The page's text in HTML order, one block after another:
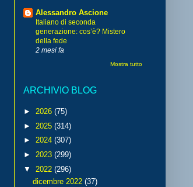
Alessandro Ascione
Italiano di seconda
generazione: cos’è? Mistero
della fede
2 mesi fa
Mostra tutto
ARCHIVIO BLOG
► 2026 (75)
► 2025 (314)
► 2024 (307)
► 2023 (299)
▼ 2022 (296)
dicembre 2022 (37)